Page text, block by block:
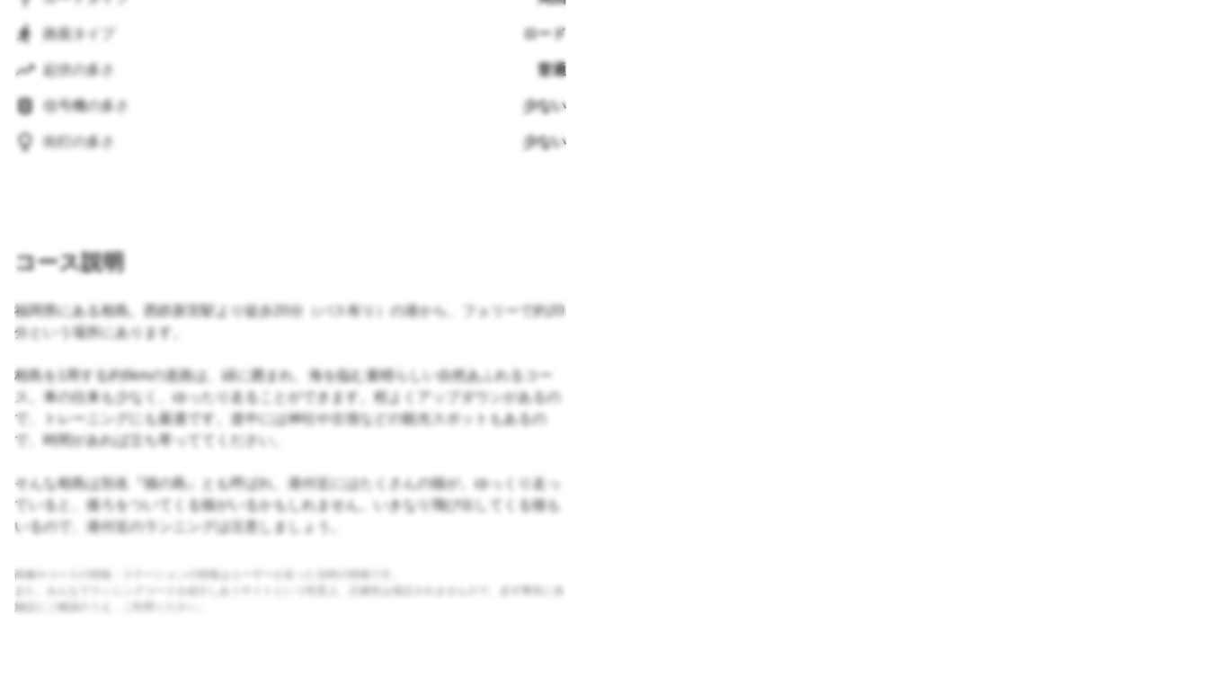
路面タイプ ロード
起伏の多さ 普通
信号機の多さ 少ない
街灯の多さ 少ない
コース説明
福岡県にある相島。西鉄新宮駅より徒歩20分（バス有り）の港から、フェリーで約20
分という場所にあります。
相島を1周する約6kmの道路は、緑に囲まれ、海を臨む素晴らしい自然あふれるコー
ス。車の往来も少なく、ゆったり走ることができます。程よくアップダウンがあるの
で、トレーニングにも最適です。道中には神社や古墳などの観光スポットもあるの
で、時間があれば立ち寄っててください。
そんな相島は別名『猫の島』とも呼ばれ、港付近にはたくさんの猫が。ゆっくり走っ
ていると、後ろをついてくる猫がいるかもしれません。いきなり飛び出してくる猫も
いるので、港付近のランニングは注意しましょう。
画像やコースの情報・ステーションの情報はユーザーが走った当時の情報です。
また、みんなでランニングコースを紹介しあうサイトという性質上、正確性は保証されませんので、必ず事前に各
施設にご確認のうえ、ご利用ください。